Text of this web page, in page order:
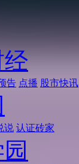
告 点播 股市快讯
说 认证砖家